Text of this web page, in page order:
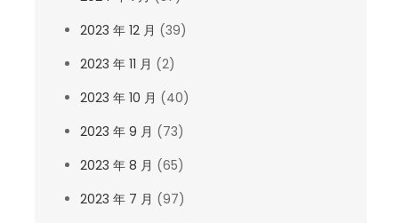
2023 年 12 月 (39)
2023 年 11 月 (2)
2023 年 10 月 (40)
2023 年 9 月 (73)
2023 年 8 月 (65)
2023 年 7 月 (97)